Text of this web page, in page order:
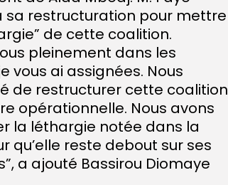
sa restructuration pour mettre
de cette coalition.
pleinement dans les
vous ai assignées. Nous
de restructurer cette coalition
opérationnelle. Nous avons
la léthargie notée dans la
qu’elle reste debout sur ses
a ajouté Bassirou Diomaye